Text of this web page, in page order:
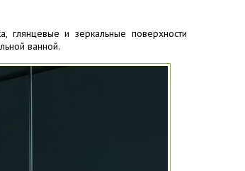
глянцевые и зеркальные поверхности
ванной.